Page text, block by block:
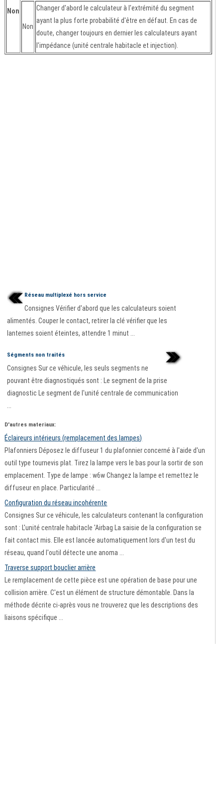
Non
Non
Changer d'abord le calculateur à l'extrémité du segment
ayant la plus forte probabilité d'être en défaut. En cas de
doute, changer toujours en dernier les calculateurs ayant
l'impédance (unité centrale habitacle et injection).
Réseau multiplexé hors service
Consignes Vérifier d'abord que les calculateurs soient
alimentés. Couper le contact, retirer la clé vérifier que les
lanternes soient éteintes, attendre 1 minut ...
Ségments non traités
Consignes Sur ce véhicule, les seuls segments ne
pouvant être diagnostiqués sont : Le segment de la prise
diagnostic Le segment de l'unité centrale de communication
D'autres materiaux:
Éclaireurs intérieurs (remplacement des lampes)
Plafonniers Déposez le diffuseur 1 du plafonnier concerné à l'aide d'un
outil type tournevis plat. Tirez la lampe vers le bas pour la sortir de son
emplacement. Type de lampe : w6w Changez la lampe et remettez le
diffuseur en place. Particularité ...
Configuration du réseau incohérente
Consignes Sur ce véhicule, les calculateurs contenant la configuration
sont : L'unité centrale habitacle 'Airbag La saisie de la configuration se
fait contact mis. Elle est lancée automatiquement lors d'un test du
réseau, quand l'outil détecte une anoma ...
Traverse support bouclier arrière
Le remplacement de cette pièce est une opération de base pour une
collision arrière. C'est un élément de structure démontable. Dans la
méthode décrite ci-après vous ne trouverez que les descriptions des
liaisons spécifique ...